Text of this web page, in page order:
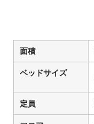
面積
ベッドサイズ
定員